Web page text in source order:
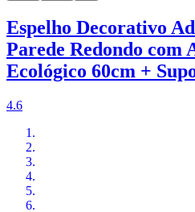
Espelho Decorativo
Parede Redondo com
Ecológico 60cm +
4.6